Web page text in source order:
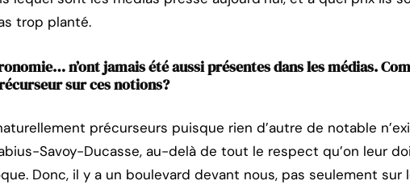
trop planté.
n’ont jamais été aussi présentes dans les médias.
sur ces notions?
précurseurs puisque rien d’autre de notable
Savoy-Ducasse, au-delà de tout le respect qu’on leur
Donc, il y a un boulevard devant nous, pas seulement sur